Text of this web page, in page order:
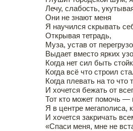
Лечу, слабость,
Они не знают меня
Я научился скрывать
Открывая тетрадь,
Муза, устав от
Выдает вместо ярких
Когда нет сил быть
Когда всё что строил
Когда плевать на то что
И хочется бежать от
Тот кто может помочь —
Я в центре мегаполиса,
И хочется закричать
«Спаси меня, мне не